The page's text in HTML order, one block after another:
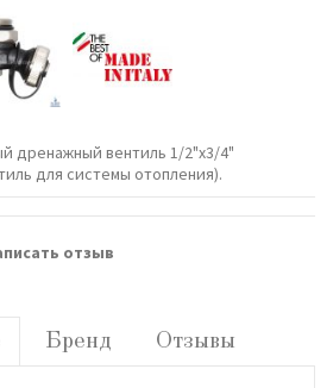
дренажный вентиль 1/2"х3/4"
для системы отопления).
отзыв
Бренд Отзывы